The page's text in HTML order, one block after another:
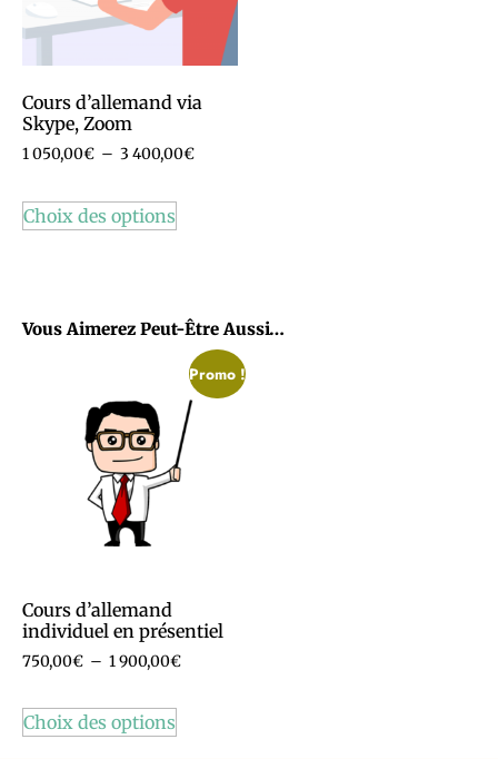
Cours d’allemand via
Skype, Zoom
1 050,00€ – 3 400,00€
Choix des options
Vous Aimerez Peut-Être Aussi…
Promo !
Cours d’allemand
individuel en présentiel
750,00€ – 1 900,00€
Choix des options